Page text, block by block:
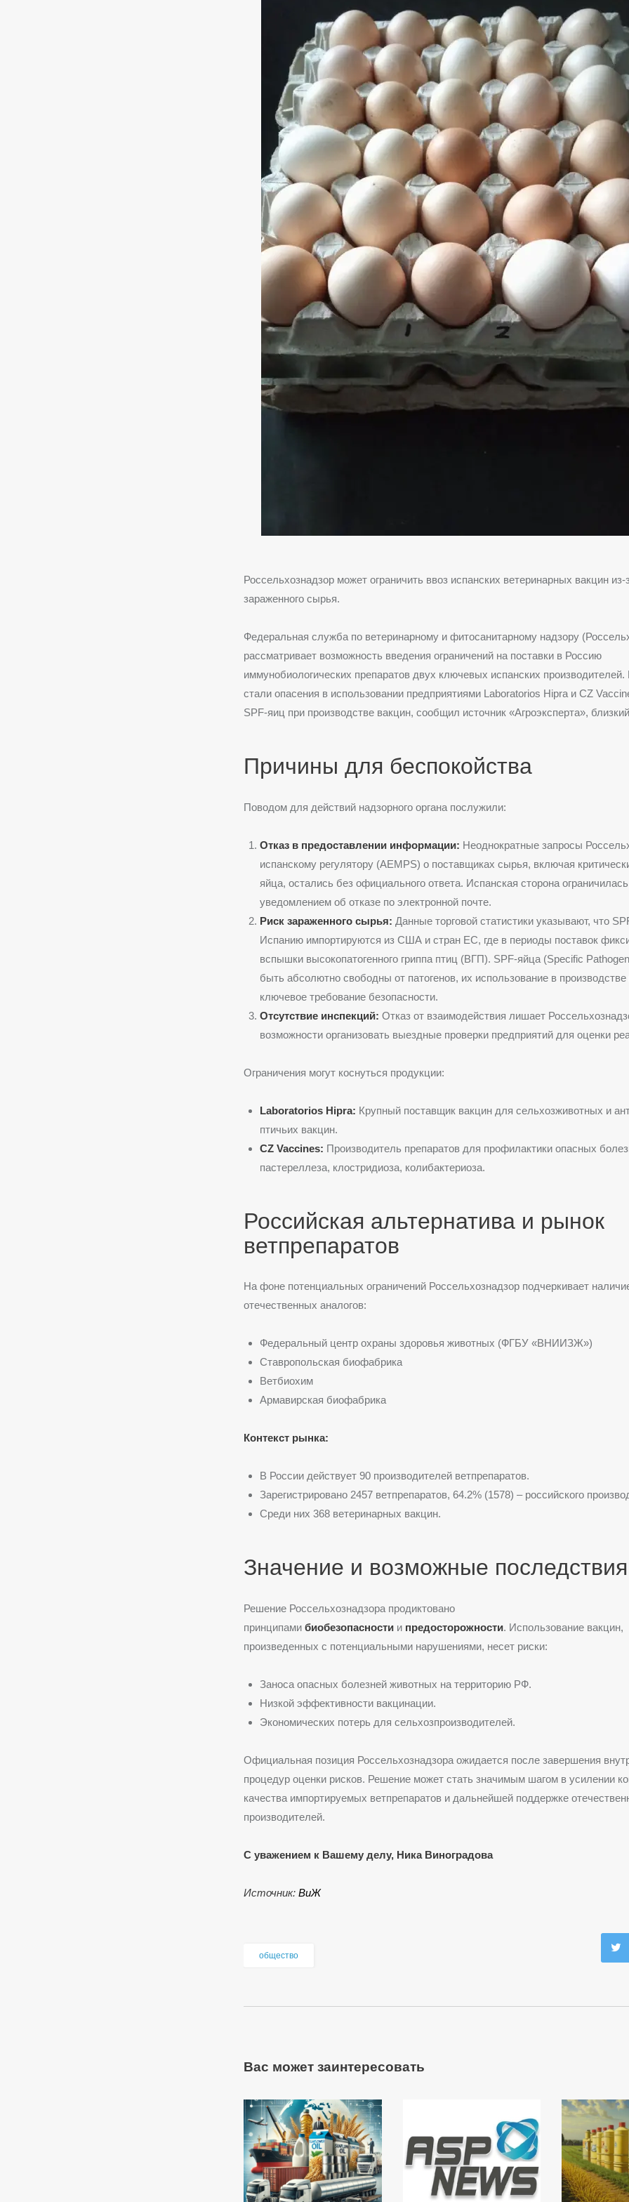
Россельхознадзор может ограничить ввоз испанских ветеринарных вакцин из-
зараженного сырья.
Федеральная служба по ветеринарному и фитосанитарному надзору
рассматривает возможность введения ограничений на поставки в Россию
иммунобиологических препаратов двух ключевых испанских
стали опасения в использовании предприятиями Laboratorios Hipra и CZ
SPF-яиц при производстве вакцин, сообщил источник «Агроэксперта»,
Причины для беспокойства
Поводом для действий надзорного органа послужили:
Отказ в предоставлении информации: Неоднократные запросы
испанскому регулятору (AEMPS) о поставщиках сырья, включая
яйца, остались без официального ответа. Испанская сторона ограничилась
уведомлением об отказе по электронной почте.
Риск зараженного сырья: Данные торговой статистики указывают, что
Испанию импортируются из США и стран ЕС, где в периоды поставок
вспышки высокопатогенного гриппа птиц (ВГП). SPF-яйца (Specific
быть абсолютно свободны от патогенов, их использование в производстве
ключевое требование безопасности.
Отсутствие инспекций: Отказ от взаимодействия лишает
возможности организовать выездные проверки предприятий для оценки
Ограничения могут коснуться продукции:
Laboratorios Hipra: Крупный поставщик вакцин для сельхозживотных и
птичьих вакцин.
CZ Vaccines: Производитель препаратов для профилактики опасных
пастереллеза, клостридиоза, колибактериоза.
Российская альтернатива и рынок
ветпрепаратов
На фоне потенциальных ограничений Россельхознадзор подчеркивает
отечественных аналогов:
Федеральный центр охраны здоровья животных (ФГБУ «ВНИИЗЖ»)
Ставропольская биофабрика
Ветбиохим
Армавирская биофабрика
Контекст рынка:
В России действует 90 производителей ветпрепаратов.
Зарегистрировано 2457 ветпрепаратов, 64.2% (1578) – российского
Среди них 368 ветеринарных вакцин.
Значение и возможные последствия
Решение Россельхознадзора продиктовано
принципами биобезопасности и предосторожности. Использование вакцин,
произведенных с потенциальными нарушениями, несет риски:
Заноса опасных болезней животных на территорию РФ.
Низкой эффективности вакцинации.
Экономических потерь для сельхозпроизводителей.
Официальная позиция Россельхознадзора ожидается после завершения
процедур оценки рисков. Решение может стать значимым шагом в усилении
качества импортируемых ветпрепаратов и дальнейшей поддержке
производителей.
С уважением к Вашему делу, Ника Виноградова
Источник: ВиЖ
общество
Вас может заинтересовать